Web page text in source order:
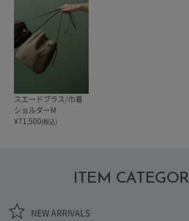
スエードプラス/巾着
ショルダーM
¥71,500(税込)
ITEM
NEW ARRIVALS